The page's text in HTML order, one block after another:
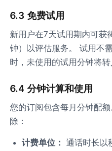
6.3 免费试用
新用户在7天试用期内可获
钟）以评估服务。 试用不
时，未使用的试用分钟将转
6.4 分钟计算和使用
您的订阅包含每月分钟配
除：
计费单位： 通话时长以